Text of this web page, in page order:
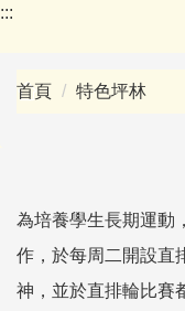
附設幼兒園
會議紀錄
:::
首頁 特色坪林
為培養學生長期運動
作，於每周二開設直
神，並於直排輪比賽